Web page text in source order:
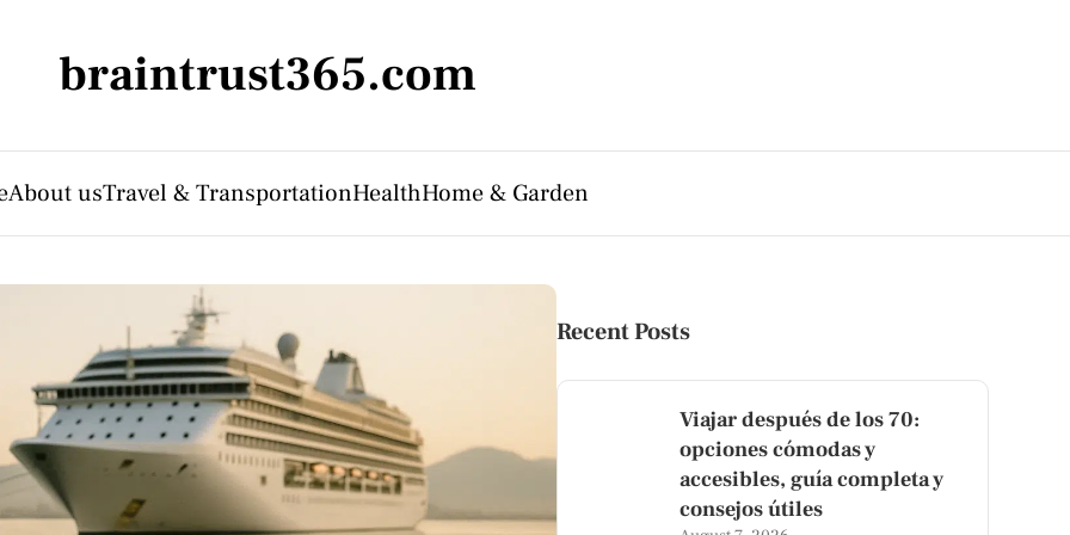
braintrust365.com
About usTravel & TransportationHealthHome & Garden
Recent Posts
Viajar después de los 70:
opciones cómodas y
accesibles, guía completa y
consejos útiles